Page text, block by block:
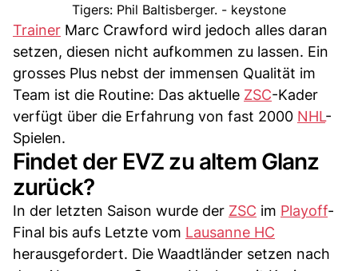
Tigers: Phil Baltisberger. - keystone
Trainer Marc Crawford wird jedoch alles daran
setzen, diesen nicht aufkommen zu lassen. Ein
grosses Plus nebst der immensen Qualität im
Team ist die Routine: Das aktuelle ZSC-Kader
verfügt über die Erfahrung von fast 2000 NHL-
Spielen.
Findet der EVZ zu altem Glanz
zurück?
In der letzten Saison wurde der ZSC im Playoff-
Final bis aufs Letzte vom Lausanne HC
herausgefordert. Die Waadtländer setzen nach